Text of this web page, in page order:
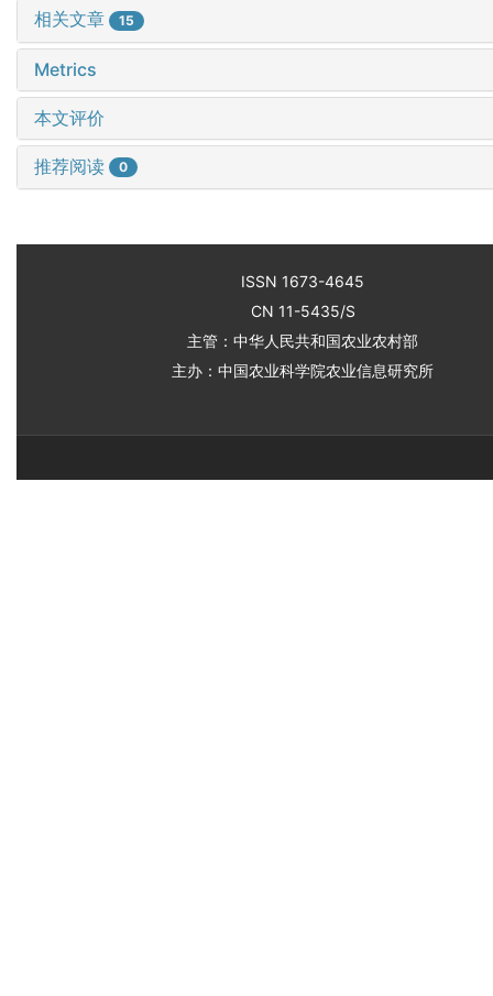
相关文章 15
Metrics
本文评价
推荐阅读 0
ISSN 1673-4645
CN 11-5435/S
主管：中华人民共和国农业农村部
主办：中国农业科学院农业信息研究所